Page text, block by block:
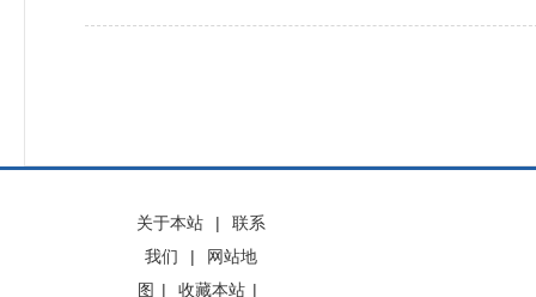
关于本站 |
联系
我们
|
网站地
图 | 收藏本站 |